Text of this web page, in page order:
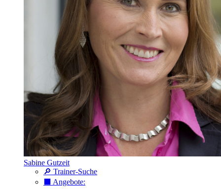
Sabine Gutzeit
🔎 Trainer-Suche
⬛️ Angebote: